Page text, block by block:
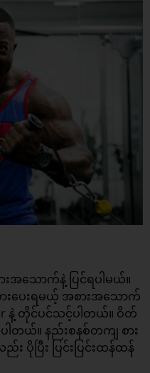
သောက်နဲ့ ပြင်ရပါမယ်။
ပေးရမယ့် အစားအသောက်
နဲ့ တိုင်ပင်သင့်ပါတယ်။ ဝိတ်
တယ်။ နည်းစနစ်တကျ စား
ပြီး ပြင်းပြင်းထန်ထန်